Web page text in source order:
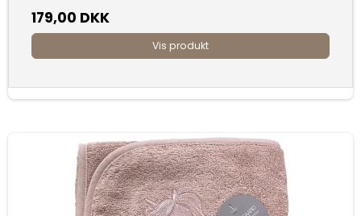
179,00 DKK
Vis produkt